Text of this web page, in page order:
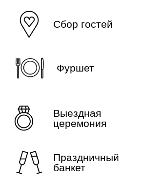
Сбор гостей
Фуршет
Выездная
церемония
Праздничный
банкет